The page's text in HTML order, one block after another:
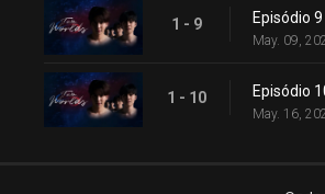
1 - 9 Episódio 9
May. 09,
1 - 10 Episódio
May. 16,